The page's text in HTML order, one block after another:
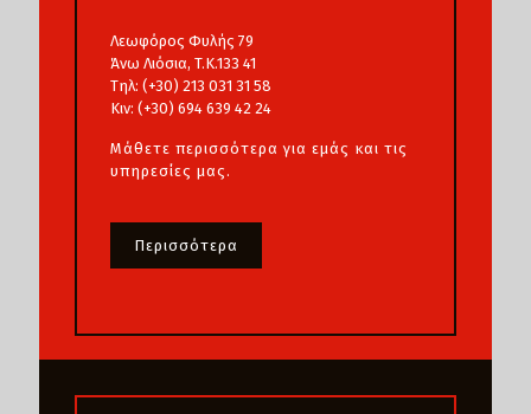
Λεωφόρος Φυλής 79
Άνω Λιόσια, T.K.133 41
Τηλ: (+30) 213 031 31 58
Κιν: (+30) 694 639 42 24
Μάθετε περισσότερα για εμάς και τις
υπηρεσίες μας.
Περισσότερα